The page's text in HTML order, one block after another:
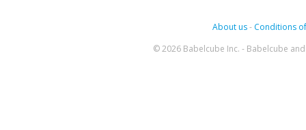
About us- Conditions
© 2026 Babelcube Inc. - Babelcube